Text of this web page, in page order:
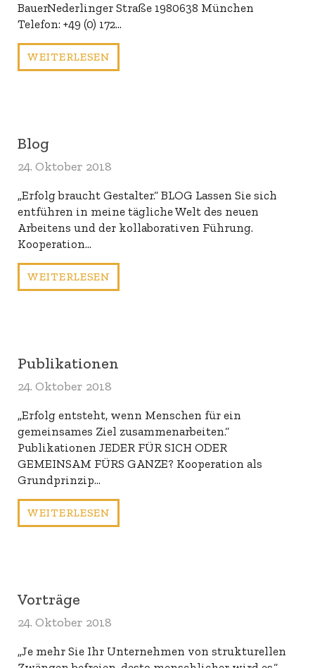
BauerNederlinger Straße 1980638 München
Telefon: +49 (0) 172…
WEITERLESEN
Blog
24. Oktober 2018
„Erfolg braucht Gestalter.“ BLOG Lassen Sie sich
entführen in meine tägliche Welt des neuen
Arbeitens und der kollaborativen Führung.
Kooperation…
WEITERLESEN
Publikationen
24. Oktober 2018
„Erfolg entsteht, wenn Menschen für ein
gemeinsames Ziel zusammenarbeiten.“
Publikationen JEDER FÜR SICH ODER
GEMEINSAM FÜRS GANZE? Kooperation als
Grundprinzip…
WEITERLESEN
Vorträge
24. Oktober 2018
„Je mehr Sie Ihr Unternehmen von strukturellen